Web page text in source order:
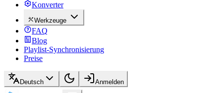
Konverter
Werkzeuge
FAQ
Blog
Playlist-Synchronisierung
Preise
Deutsch Anmelden